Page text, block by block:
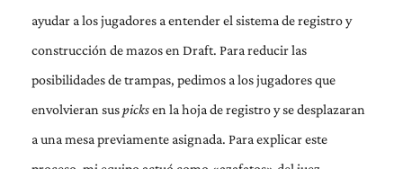
ayudar a los jugadores a entender el sistema de registro y
construcción de mazos en Draft. Para reducir las
posibilidades de trampas, pedimos a los jugadores que
envolvieran suspicksen la hoja de registro y se desplazaran
a una mesa previamente asignada. Para explicar este